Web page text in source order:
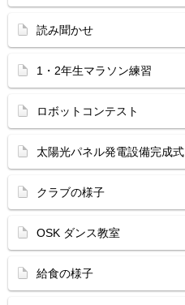
読み聞かせ
1・2年生マラソン練習
ロボットコンテスト
太陽光パネル発電設備完成式
クラブの様子
OSK ダンス教室
給食の様子